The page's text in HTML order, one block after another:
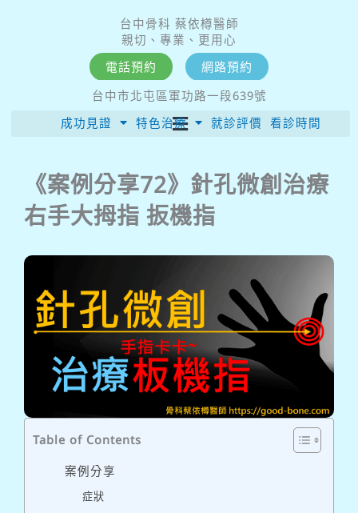
台中骨科 蔡依樽醫師
親切、專業、更用心
電話預約
網路預約
台中市北屯區軍功路一段639號
成功見證
特色治療 就診評價 看診時間
《案例分享72》針孔微創治療
右手大拇指 扳機指
Table of Contents
案例分享
症狀